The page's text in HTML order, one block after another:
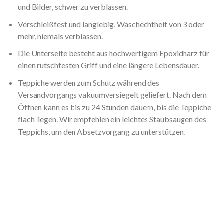
und Bilder, schwer zu verblassen.
Verschleißfest und langlebig, Waschechtheit von 3 oder
mehr, niemals verblassen.
Die Unterseite besteht aus hochwertigem Epoxidharz für
einen rutschfesten Griff und eine längere Lebensdauer.
Teppiche werden zum Schutz während des
Versandvorgangs vakuumversiegelt geliefert. Nach dem
Öffnen kann es bis zu 24 Stunden dauern, bis die Teppiche
flach liegen. Wir empfehlen ein leichtes Staubsaugen des
Teppichs, um den Absetzvorgang zu unterstützen.